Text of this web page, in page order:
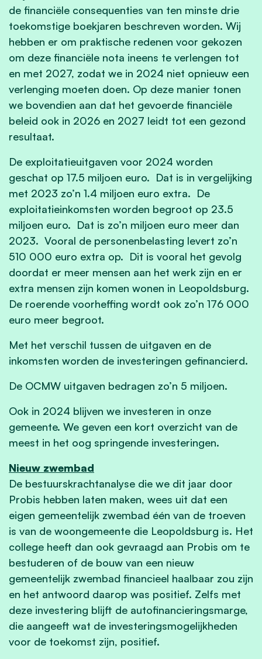
de financiële consequenties van ten minste drie
toekomstige boekjaren beschreven worden. Wij
hebben er om praktische redenen voor gekozen
om deze financiële nota ineens te verlengen tot
en met 2027, zodat we in 2024 niet opnieuw een
verlenging moeten doen. Op deze manier tonen
we bovendien aan dat het gevoerde financiële
beleid ook in 2026 en 2027 leidt tot een gezond
resultaat.
De exploitatieuitgaven voor 2024 worden
geschat op 17.5 miljoen euro. Dat is in vergelijking
met 2023 zo’n 1.4 miljoen euro extra. De
exploitatieinkomsten worden begroot op 23.5
miljoen euro. Dat is zo’n miljoen euro meer dan
2023. Vooral de personenbelasting levert zo’n
510 000 euro extra op. Dit is vooral het gevolg
doordat er meer mensen aan het werk zijn en er
extra mensen zijn komen wonen in Leopoldsburg.
De roerende voorheffing wordt ook zo’n 176 000
euro meer begroot.
Met het verschil tussen de uitgaven en de
inkomsten worden de investeringen gefinancierd.
De OCMW uitgaven bedragen zo’n 5 miljoen.
Ook in 2024 blijven we investeren in onze
gemeente. We geven een kort overzicht van de
meest in het oog springende investeringen.
Nieuw zwembad
De bestuurskrachtanalyse die we dit jaar door
Probis hebben laten maken, wees uit dat een
eigen gemeentelijk zwembad één van de troeven
is van de woongemeente die Leopoldsburg is. Het
college heeft dan ook gevraagd aan Probis om te
bestuderen of de bouw van een nieuw
gemeentelijk zwembad financieel haalbaar zou zijn
en het antwoord daarop was positief. Zelfs met
deze investering blijft de autofinancieringsmarge,
die aangeeft wat de investeringsmogelijkheden
voor de toekomst zijn, positief.